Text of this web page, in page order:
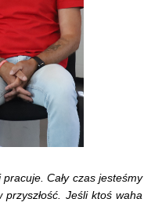
Cały czas jesteśmy
Jeśli ktoś waha